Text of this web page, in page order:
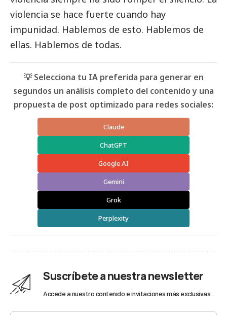
violencia se hace fuerte cuando hay
impunidad. Hablemos de esto. Hablemos de
ellas. Hablemos de todas.
💡 Selecciona tu IA preferida para generar en
segundos un análisis completo del contenido y una
propuesta de post optimizado para redes sociales:
Claude
ChatGPT
Google AI
Gemini
Grok
Perplexity
Suscríbete a nuestra newsletter
Accede a nuestro contenido e invitaciones más exclusivas.